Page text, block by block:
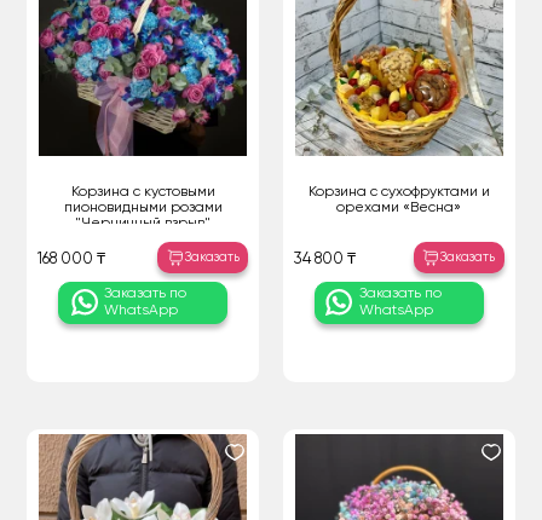
Корзина с кустовыми
пионовидными розами
"Черничный взрыв"
168 000 ₸ Заказать
Заказать по
WhatsApp
Корзина с сухофруктами и
орехами «Весна»
34 800 ₸ Заказать
Заказать по
WhatsApp